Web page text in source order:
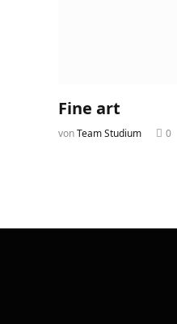
Fine art
vonTeam Studium 0